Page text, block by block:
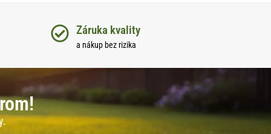
Záruka kvality
a nákup bez rizika